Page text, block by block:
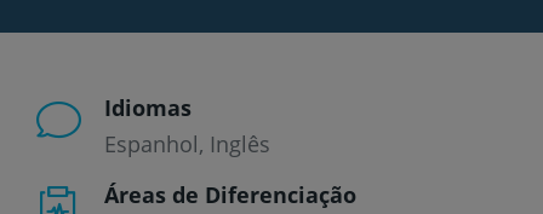
Idiomas
Espanhol Inglês
Áreas de Diferenciação